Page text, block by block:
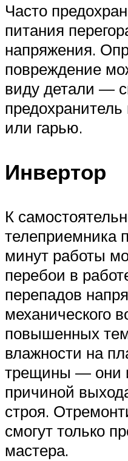
Часто
питания
напряжения.
повреждение
виду детали —
или гарью.
Инвертор
К
телеприемника
минут работы
перебои в
перепадов
механического
повышенных
влажности на
трещины — они
причиной
строя.
смогут только
мастера.